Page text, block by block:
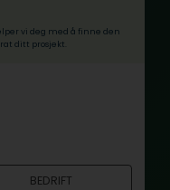
vi deg med å finne den
ditt prosjekt.
BEDRIFT